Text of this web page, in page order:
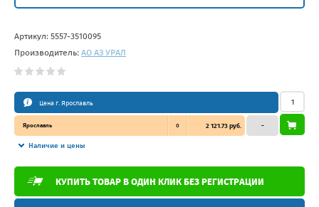
Артикул: 5557-3510095
Производитель: АО АЗ УРАЛ
Цена г. Ярославль
Ярославль 0 2 121.73 руб.
Наличие и цены
–
КУПИТЬ ТОВАР В ОДИН КЛИК БЕЗ РЕГИСТРАЦИИ